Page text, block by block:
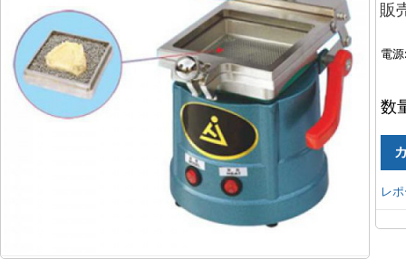
販
電源:
数
レ